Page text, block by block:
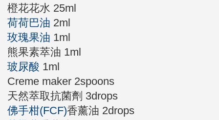
橙花花水 25ml
荷荷巴油 2ml
玫瑰果油 1ml
熊果素萃油 1ml
玻尿酸 1ml
Creme maker 2spoons
天然萃取抗菌劑 3drops
佛手柑(FCF)香薰油 2drops